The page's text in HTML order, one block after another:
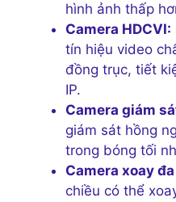
hình ảnh thấp
Camera HDCVI:
tín hiệu video
đồng trục, tiết
IP.
Camera giám
giám sát hồng
trong bóng tối
Camera xoay
chiều có thể